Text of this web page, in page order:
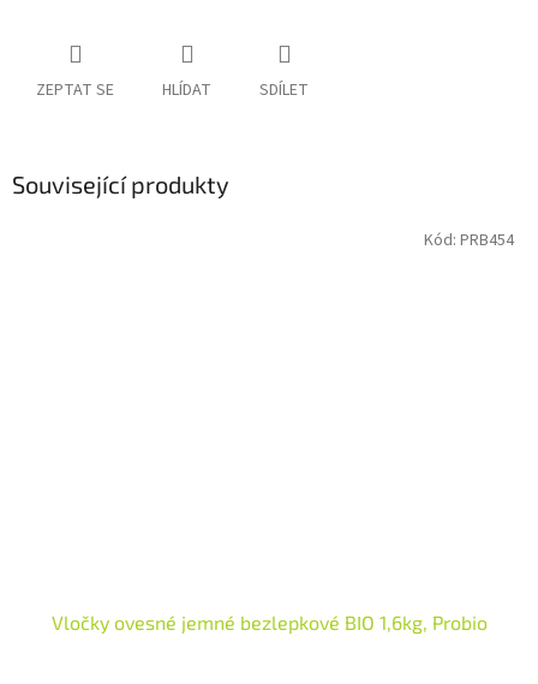
ZEPTAT SE HLÍDAT SDÍLET
Související produkty
Vločky ovesné jemné bezlepkové BIO 1,6kg, Probio
Kód: PRB454